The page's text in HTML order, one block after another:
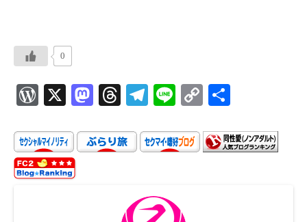
0
W
d
P
re
X
M
to
d
T
ea
ds
Te
gr
a
Li
C
p
y